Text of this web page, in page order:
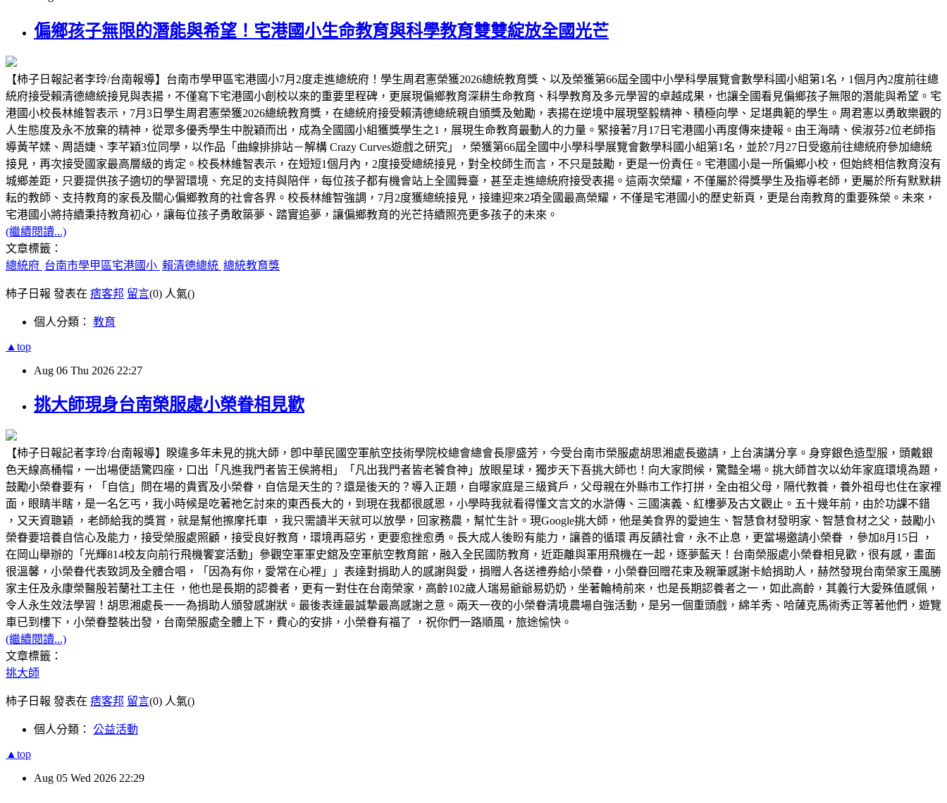
偏鄉孩子無限的潛能與希望！宅港國小生命教育與科學教育雙雙綻放全國光芒
【柿子日報記者李玲/台南報導】台南市學甲區宅港國小7月2度走進總統府！學生周君憲榮獲2026總統教育獎、以及榮獲第66屆全國中小學科學展覽會數學科國小組第1名，1個月內2度前往總
統府接受賴清德總統接見與表揚，不僅寫下宅港國小創校以來的重要里程碑，更展現偏鄉教育深耕生命教育、科學教育及多元學習的卓越成果，也讓全國看見偏鄉孩子無限的潛能與希望。宅
港國小校長林維智表示，7月3日學生周君憲榮獲2026總統教育獎，在總統府接受賴清德總統親自頒獎及勉勵，表揚在逆境中展現堅毅精神、積極向學、足堪典範的學生。周君憲以勇敢樂觀的
人生態度及永不放棄的精神，從眾多優秀學生中脫穎而出，成為全國國小組獲獎學生之1，展現生命教育最動人的力量。緊接著7月17日宅港國小再度傳來捷報。由王海晴、侯淑芬2位老師指
導黃芊媃、周語婕、李芊穎3位同學，以作品「曲線排排站－解構 Crazy Curves遊戲之研究」，榮獲第66屆全國中小學科學展覽會數學科國小組第1名，並於7月27日受邀前往總統府參加總統
接見，再次接受國家最高層級的肯定。校長林維智表示，在短短1個月內，2度接受總統接見，對全校師生而言，不只是鼓勵，更是一份責任。宅港國小是一所偏鄉小校，但始終相信教育沒有
城鄉差距，只要提供孩子適切的學習環境、充足的支持與陪伴，每位孩子都有機會站上全國舞臺，甚至走進總統府接受表揚。這兩次榮耀，不僅屬於得獎學生及指導老師，更屬於所有默默耕
耘的教師、支持教育的家長及關心偏鄉教育的社會各界。校長林維智強調，7月2度獲總統接見，接連迎來2項全國最高榮耀，不僅是宅港國小的歷史新頁，更是台南教育的重要殊榮。未來，
宅港國小將持續秉持教育初心，讓每位孩子勇敢築夢、踏實追夢，讓偏鄉教育的光芒持續照亮更多孩子的未來。
(繼續閱讀...)
文章標籤：
總統府 台南市學甲區宅港國小 賴清德總統 總統教育獎
柿子日報 發表在 痞客邦 留言(0) 人氣()
個人分類： 教育
▲top
Aug 06 Thu 2026 22:27
挑大師現身台南榮服處小榮眷相見歡
【柿子日報記者李玲/台南報導】睽違多年未見的挑大師，卽中華民國空軍航空技術學院校總會總會長廖盛芳，今受台南市榮服處胡思湘處長邀請，上台演講分享。身穿銀色造型服，頭戴銀
色天線高桶帽，一出場便語驚四座，口出「凡進我門者皆王侯將相」「凡出我門者皆老饕食神」放眼星球，獨步天下吾挑大師也！向大家問候，驚豔全場。挑大師首次以幼年家庭環境為題，
鼓勵小榮眷要有，「自信」問在場的貴賓及小榮眷，自信是天生的？還是後天的？導入正題，自曝家庭是三級貧戶，父母親在外縣市工作打拼，全由祖父母，隔代教養，養外祖母也住在家裡
面，眼睛半瞎，是一名乞丐，我小時候是吃著祂乞討來的東西長大的，到現在我都很感恩，小學時我就看得懂文言文的水滸傳、三國演義、紅樓夢及古文觀止。五十幾年前，由於功課不錯
，又天資聰穎 ，老師給我的獎賞，就是幫他擦摩托車 ，我只需讀半天就可以放學，回家務農，幫忙生計。現Google挑大師，他是美食界的愛迪生、智慧食材發明家、智慧食材之父，鼓勵小
榮眷要培養自信心及能力，接受榮服處照顧，接受良好教育，環境再惡劣，更要愈挫愈勇。長大成人後盼有能力，讓善的循環 再反饋社會，永不止息，更當場邀請小榮眷 ，參加8月15日 ，
在岡山舉辦的「光輝814校友向前行飛機饗宴活動」參觀空軍軍史舘及空軍航空教育館，融入全民國防教育，近距離與軍用飛機在一起，逐夢藍天！台南榮服處小榮眷相見歡，很有感，畫面
很溫馨，小榮眷代表致詞及全體合唱，「因為有你，愛常在心裡」」表達對捐助人的感謝與愛，捐贈人各送禮券給小榮眷，小榮眷回贈花束及親筆感謝卡給捐助人，赫然發現台南榮家王風勝
家主任及永康榮醫殷若蘭社工主任 ，他也是長期的認養者，更有一對住在台南榮家，高齡102歲人瑞易爺爺易奶奶，坐著輪椅前來，也是長期認養者之一，如此高齡，其義行大愛殊值感佩，
令人永生效法學習！胡思湘處長一一為捐助人頒發感謝狀。最後表達最誠摯最高感謝之意。兩天一夜的小榮眷清境農場自強活動，是另一個重頭戲，綿羊秀、哈薩克馬術秀正等著他們，遊覽
車已到樓下，小榮眷整裝出發，台南榮服處全體上下，費心的安排，小榮眷有福了 ，祝你們一路順風，旅途愉快。
(繼續閱讀...)
文章標籤：
挑大師
柿子日報 發表在 痞客邦 留言(0) 人氣()
個人分類： 公益活動
▲top
Aug 05 Wed 2026 22:29